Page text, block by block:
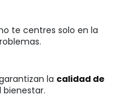
te centres solo en la
la calidad de